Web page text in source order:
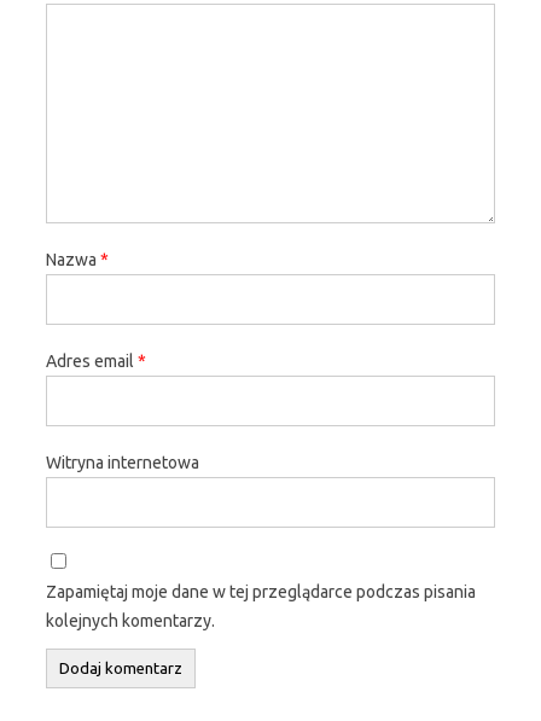
Nazwa *
Adres email *
Witryna internetowa
Zapamiętaj moje dane w tej przeglądarce podczas pisania
kolejnych komentarzy.